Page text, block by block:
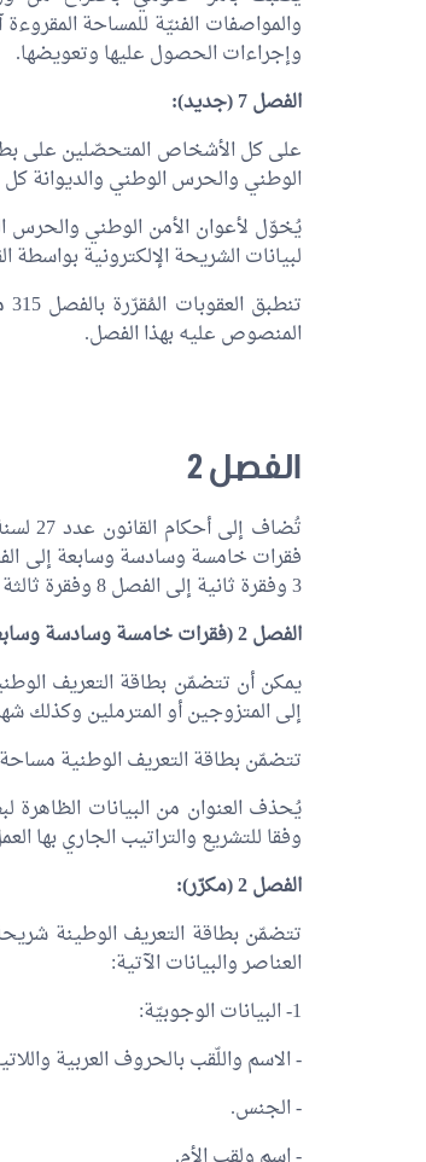
والمواصفات الفنيّة للمساحة
وإجراءات الحصول عليها وتعويضها.
الفصل 7 (جديد):
على كل الأشخاص المتحصّلين على
الوطني والحرس الوطني والديوانة
يُخوّل لأعوان الأمن الوطني والحرس
لبيانات الشريحة الإلكترونية بواسطة القارئات
المنصوص عليه بهذا الفصل.
الفصل 2
3 وفقرة ثانية إلى الفصل 8 وفقرة ثالثة إلى الفصل 9، فيما يلي نصّها:
الفصل 2 (فقرات خامسة وسادسة وسابعة):
يمكن أن تتضمّن بطاقة التعريف
إلى المتزوجين أو المترملين وكذلك
تتضمّن بطاقة التعريف الوطنية مساحة
يُحذف العنوان من البيانات الظاهرة
وفقا للتشريع والتراتيب الجاري بها
الفصل 2 (مكرّر):
تتضمّن بطاقة التعريف الوطينة
العناصر والبيانات الآتية:
1- البيانات الوجوبيّة:
- الاسم واللّقب بالحروف العربية
- الجنس.